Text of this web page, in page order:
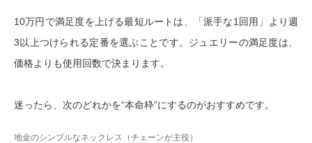
10万円で満足度を上げる最短ルートは、「派手な1回用」より週
3以上つけられる定番を選ぶことです。ジュエリーの満足度は、
価格よりも使用回数で決まります。
迷ったら、次のどれかを“本命枠”にするのがおすすめです。
地金のシンプルなネックレス（チェーンが主役）